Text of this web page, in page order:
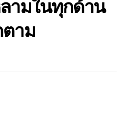
ามในทุกด้าน
าม